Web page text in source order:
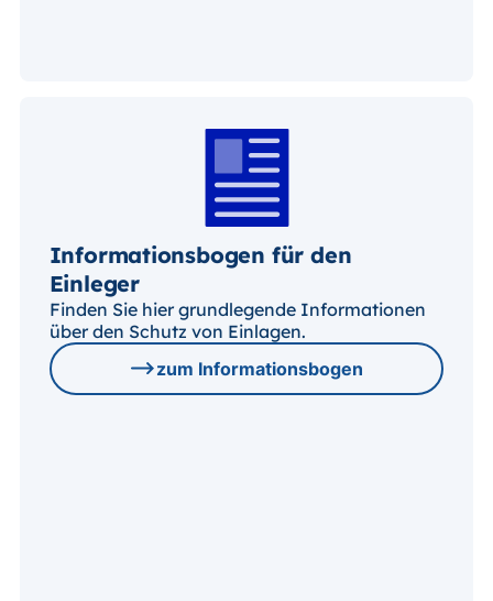
Informationsbogen für den
Einleger
Finden Sie hier grundlegende Informationen
über den Schutz von Einlagen.
zum Informationsbogen